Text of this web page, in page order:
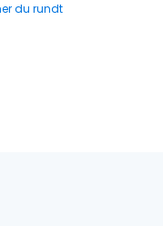
du rundt